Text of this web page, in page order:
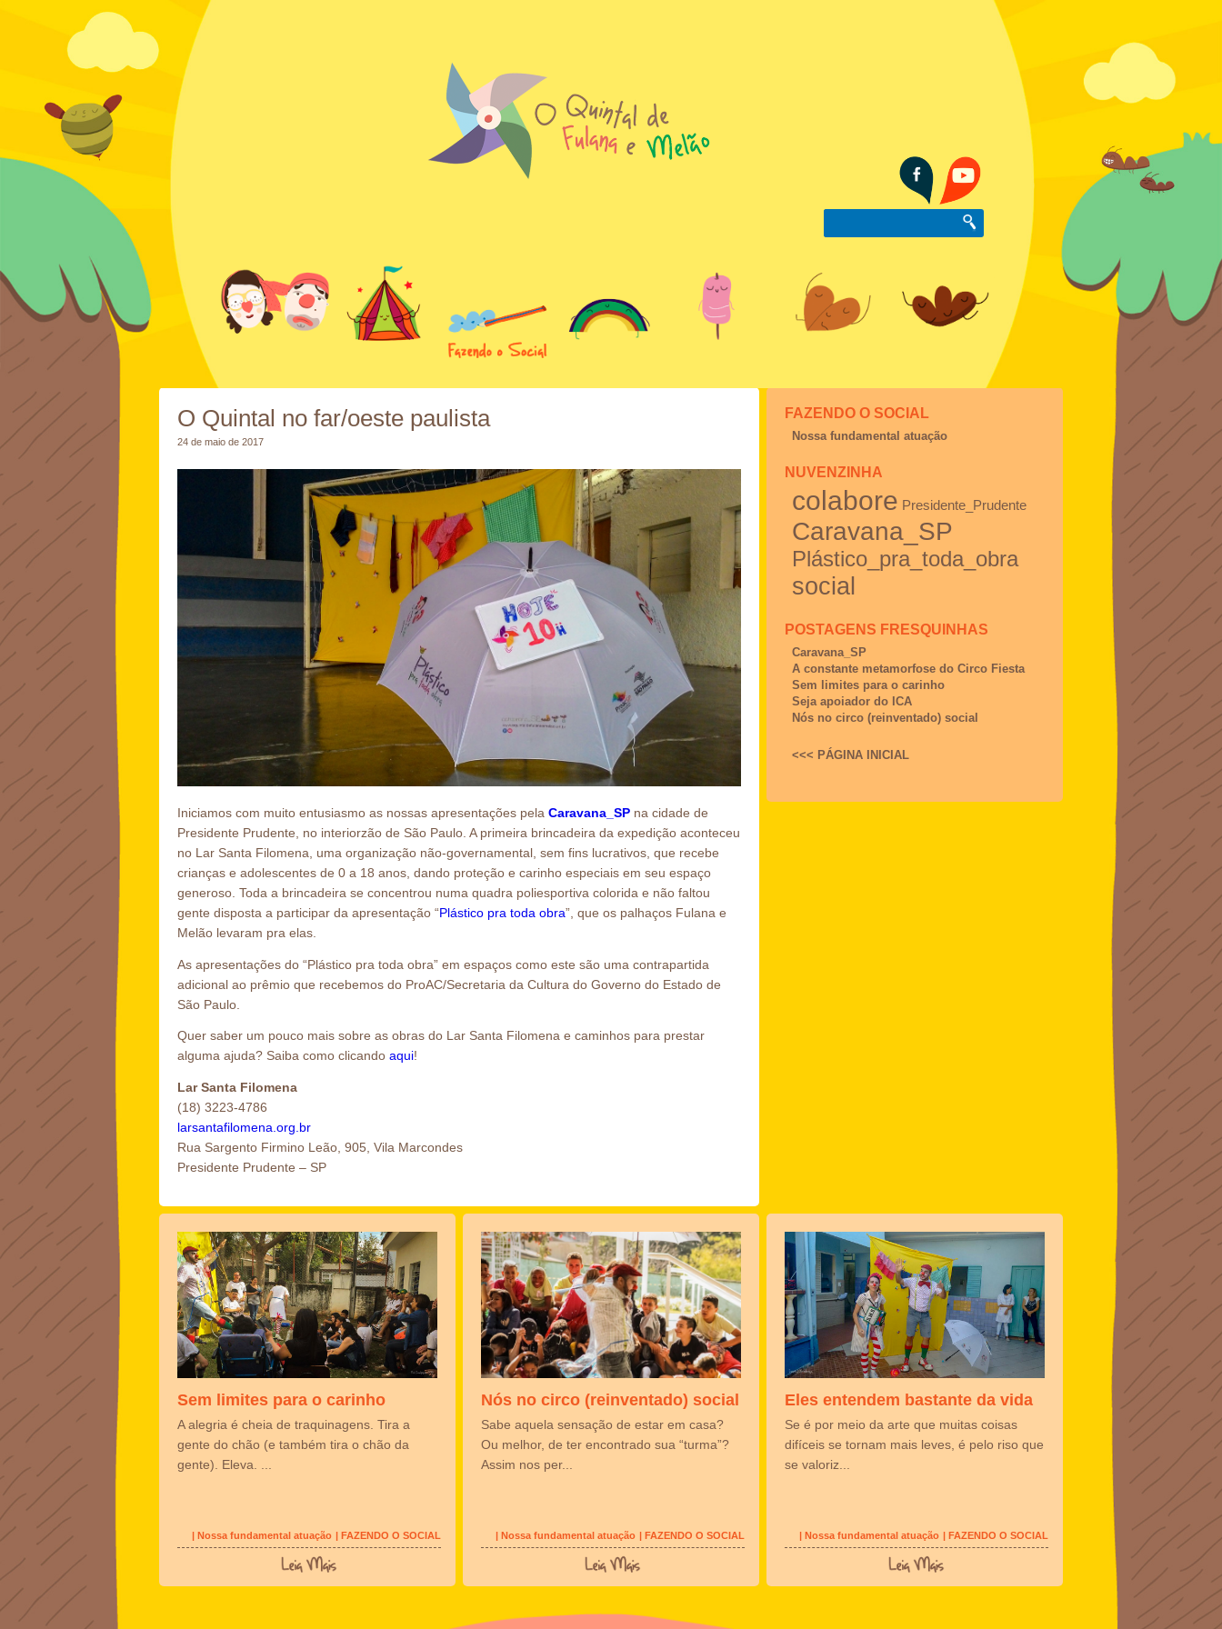
O Quintal no far/oeste paulista
24 de maio de 2017
Iniciamos com muito entusiasmo as nossas apresentações pela Caravana_SP na cidade de
Presidente Prudente, no interiorzão de São Paulo. A primeira brincadeira da expedição aconteceu
no Lar Santa Filomena, uma organização não-governamental, sem fins lucrativos, que recebe
crianças e adolescentes de 0 a 18 anos, dando proteção e carinho especiais em seu espaço
generoso. Toda a brincadeira se concentrou numa quadra poliesportiva colorida e não faltou
gente disposta a participar da apresentação “Plástico pra toda obra”, que os palhaços Fulana e
Melão levaram pra elas.
As apresentações do “Plástico pra toda obra” em espaços como este são uma contrapartida
adicional ao prêmio que recebemos do ProAC/Secretaria da Cultura do Governo do Estado de
São Paulo.
Quer saber um pouco mais sobre as obras do Lar Santa Filomena e caminhos para prestar
alguma ajuda? Saiba como clicando aqui!
Lar Santa Filomena
(18) 3223-4786
larsantafilomena.org.br
Rua Sargento Firmino Leão, 905, Vila Marcondes
Presidente Prudente – SP
FAZENDO O SOCIAL
Nossa fundamental atuação
NUVENZINHA
colabore Presidente_Prudente
Caravana_SP
Plástico_pra_toda_obra
social
POSTAGENS FRESQUINHAS
Caravana_SP
A constante metamorfose do Circo Fiesta
Sem limites para o carinho
Seja apoiador do ICA
Nós no circo (reinventado) social
<<< PÁGINA INICIAL
Sem limites para o carinho
A alegria é cheia de traquinagens. Tira a
gente do chão (e também tira o chão da
gente). Eleva. ...
| FAZENDO O SOCIAL
| Nossa fundamental atuação
Nós no circo (reinventado) social
Sabe aquela sensação de estar em casa?
Ou melhor, de ter encontrado sua “turma”?
Assim nos per...
| FAZENDO O SOCIAL
| Nossa fundamental atuação
Eles entendem bastante da vida
Se é por meio da arte que muitas coisas
difíceis se tornam mais leves, é pelo riso que
se valoriz...
| FAZENDO O SOCIAL
| Nossa fundamental atuação